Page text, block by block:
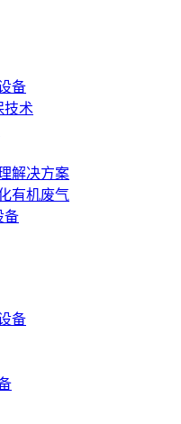
备
技术
解决方案
有机废气
备
备